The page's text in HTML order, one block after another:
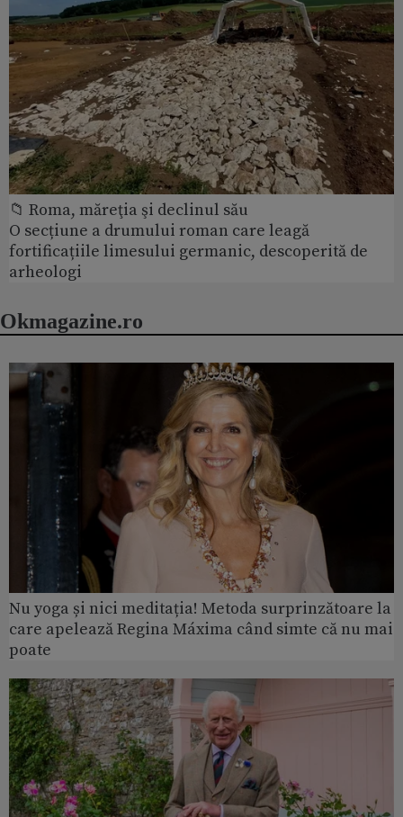
📁 Roma, măreţia şi declinul său
O secțiune a drumului roman care leagă
fortificațiile limesului germanic, descoperită de
arheologi
Okmagazine.ro
Nu yoga și nici meditația! Metoda surprinzătoare la
care apelează Regina Máxima când simte că nu mai
poate